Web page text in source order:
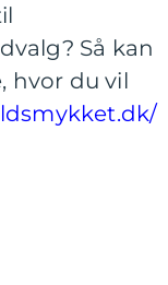
Så kan
hvor du vil